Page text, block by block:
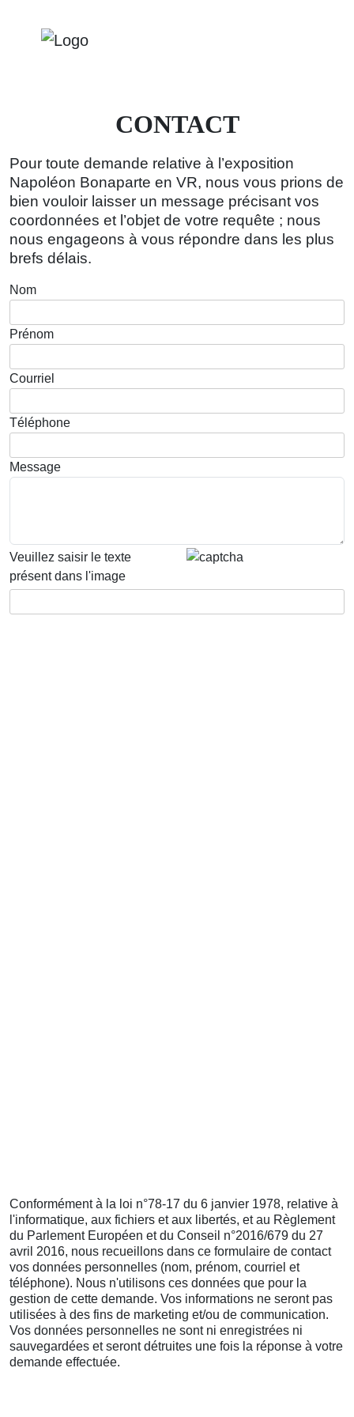
CONTACT
Pour toute demande relative à l’exposition
Napoléon Bonaparte en VR, nous vous prions de
bien vouloir laisser un message précisant vos
coordonnées et l’objet de votre requête ; nous
nous engageons à vous répondre dans les plus
brefs délais.
Nom
Prénom
Courriel
Téléphone
Message
Veuillez saisir le texte
présent dans l'image
Conformément à la loi n°78-17 du 6 janvier 1978, relative à
l'informatique, aux fichiers et aux libertés, et au Règlement
du Parlement Européen et du Conseil n°2016/679 du 27
avril 2016, nous recueillons dans ce formulaire de contact
vos données personnelles (nom, prénom, courriel et
téléphone). Nous n'utilisons ces données que pour la
gestion de cette demande. Vos informations ne seront pas
utilisées à des fins de marketing et/ou de communication.
Vos données personnelles ne sont ni enregistrées ni
sauvegardées et seront détruites une fois la réponse à votre
demande effectuée.